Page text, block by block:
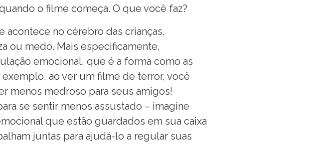
o filme começa. O que você faz?
no cérebro das crianças,
ou medo. Mais especificamente,
emocional, que é a forma como as
ao ver um filme de terror, você
menos medroso para seus amigos!
se sentir menos assustado – imagine
que estão guardados em sua caixa
juntas para ajudá-lo a regular suas